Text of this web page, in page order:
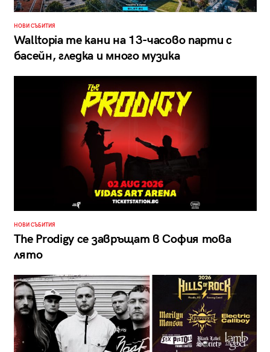
НОВИ СЪБИТИЯ
Walltopia те кани на 13-часово парти с
басейн, гледка и много музика
НОВИ СЪБИТИЯ
The Prodigy се завръщат в София това
лято